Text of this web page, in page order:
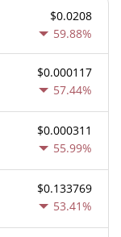
$0.0208
59.88%
$0.000117
57.44%
$0.000311
55.99%
$0.133769
53.41%